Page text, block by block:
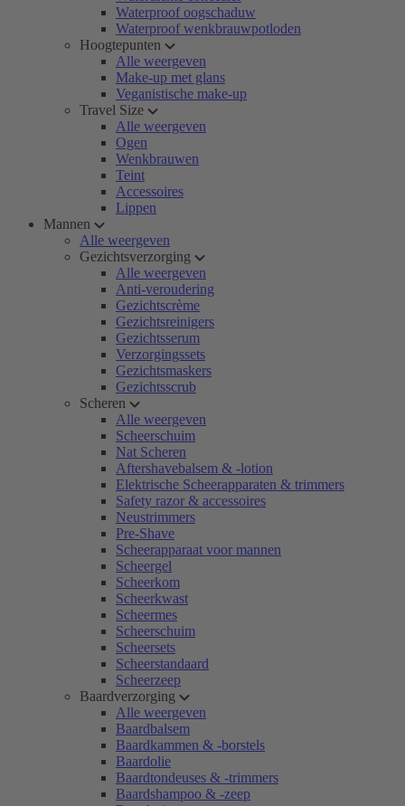
Waterproof oogschaduw
Waterproof wenkbrauwpotloden
Hoogtepunten
Alle weergeven
Make-up met glans
Veganistische make-up
Travel Size
Alle weergeven
Ogen
Wenkbrauwen
Teint
Accessoires
Lippen
Mannen
Alle weergeven
Gezichtsverzorging
Alle weergeven
Anti-veroudering
Gezichtscrème
Gezichtsreinigers
Gezichtsserum
Verzorgingssets
Gezichtsmaskers
Gezichtsscrub
Scheren
Alle weergeven
Scheerschuim
Nat Scheren
Aftershavebalsem & -lotion
Elektrische Scheerapparaten & trimmers
Safety razor & accessoires
Neustrimmers
Pre-Shave
Scheerapparaat voor mannen
Scheergel
Scheerkom
Scheerkwast
Scheermes
Scheerschuim
Scheersets
Scheerstandaard
Scheerzeep
Baardverzorging
Alle weergeven
Baardbalsem
Baardkammen & -borstels
Baardolie
Baardtondeuses & -trimmers
Baardshampoo & -zeep